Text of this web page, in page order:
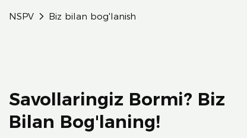
NSPV Biz bilan bog'lanish
Savollaringiz Bormi? Biz
Bilan Bog'laning!